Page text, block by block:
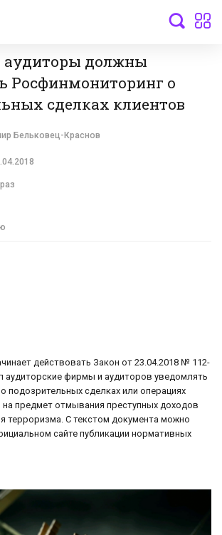
аудиторы должны
Росфинмониторинг о
сделках клиентов
Бельковец-Краснов
действовать Закон от 23.04.2018 № 112-
аудиторские фирмы и аудиторов уведомлять
подозрительных сделках или операциях
предмет отмывания преступных доходов
терроризма. С текстом документа можно
сайте публикации нормативных